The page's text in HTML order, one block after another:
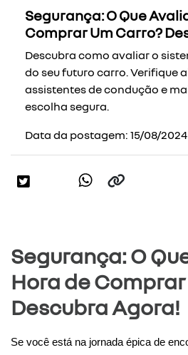
Segurança: O Que
Comprar Um Carro?
Descubra como avaliar o
do seu futuro carro. Verifique
assistentes de condução e
escolha segura.
Data da postagem: 15/08/2024
Segurança: O
Hora de
Descubra Agora!
Se você está na jornada épica de